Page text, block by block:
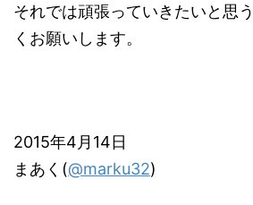
それでは頑張っていきたいと思
くお願いします。
2015年4月14日
まあく(@marku32)